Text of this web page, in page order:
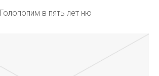
Голопопим в пять лет ню